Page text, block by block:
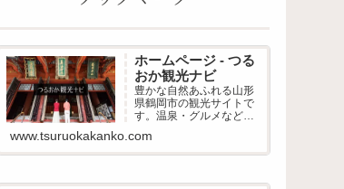
ホームページ - つる
おか観光ナビ
豊かな自然あふれる山形
県鶴岡市の観光サイトで
す。温泉・グルメなど、
ットや、季節ごとのイベ
ントなど、極上の旅には
www.tsuruokakanko.com